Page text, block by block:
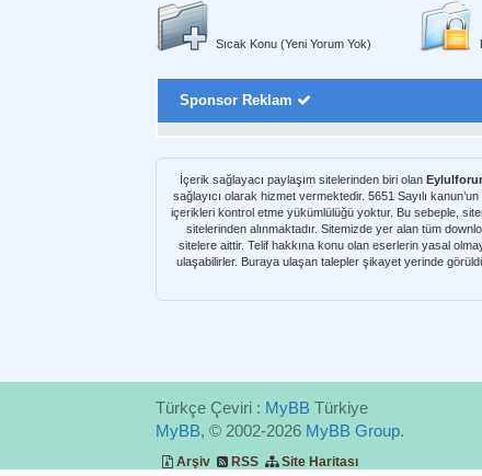
Sıcak Konu (Yeni Yorum Yok)
Sponsor Reklam
İçerik sağlayacı paylaşım sitelerinden biri olan
sağlayıcı olarak hizmet vermektedir. 5651 Sayılı
içerikleri kontrol etme yükümlülüğü yoktur. Bu sebeple,
sitelerinden alınmaktadır. Sitemizde yer alan tüm download kaynakları Netload, Turbobit, Uploaded, Letitbit, Alldebrid, Rapidshare, Rapidgator v.b. paylaşım sitelerinden
sitelere aittir. Telif hakkına konu olan eserlerin yasal
ulaşabilirler. Buraya ulaşan talepler şikayet yerinde
Türkçe Çeviri : MyBB Türkiye
MyBB, © 2002-2026 MyBB Group.
Arşiv RSS Site Haritası